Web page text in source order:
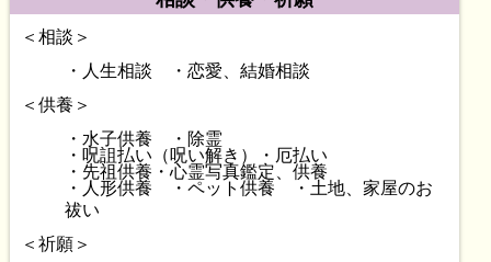
＜相談＞
・人生相談 ・恋愛、結婚相談
＜供養＞
・水子供養 ・除霊
・呪詛払い（呪い解き）・厄払い
・先祖供養・心霊写真鑑定、供養
・人形供養 ・ペット供養 ・土地、家屋のお
祓い
＜祈願＞